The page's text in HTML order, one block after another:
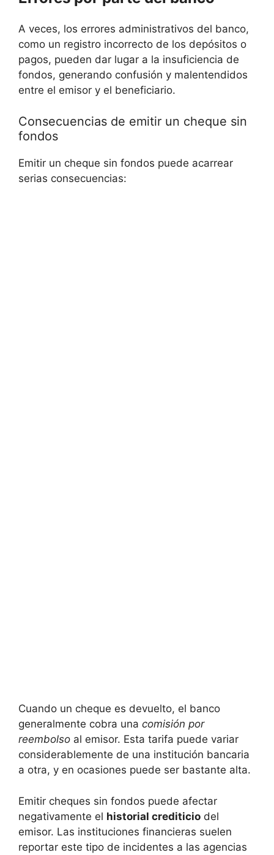
A veces, los errores administrativos del banco,
como un registro incorrecto de los depósitos o
pagos, pueden dar lugar a la insuficiencia de
fondos, generando confusión y malentendidos
entre el emisor y el beneficiario.
Consecuencias de emitir un cheque sin
fondos
Emitir un cheque sin fondos puede acarrear
serias consecuencias:
Cuando un cheque es devuelto, el banco
generalmente cobra una comisión por
reembolso al emisor. Esta tarifa puede variar
considerablemente de una institución bancaria
a otra, y en ocasiones puede ser bastante alta.
Emitir cheques sin fondos puede afectar
negativamente el historial crediticio del
emisor. Las instituciones financieras suelen
reportar este tipo de incidentes a las agencias